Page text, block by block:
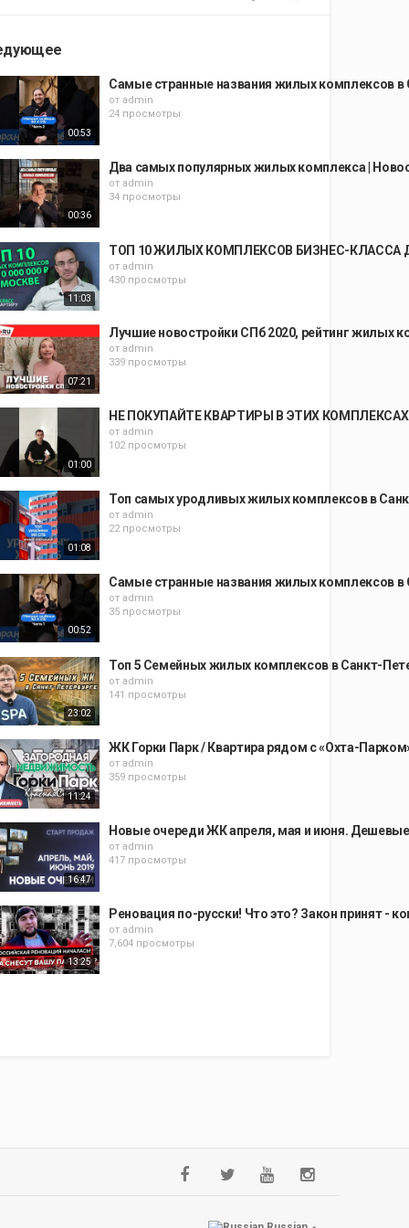
00:53
Самые странные названия жилых комплексов в
от admin
24 просмотры
00:36
Два самых популярных жилых комплекса |
от admin
34 просмотры
11:03
ТОП 10 ЖИЛЫХ КОМПЛЕКСОВ БИЗНЕС-КЛАССА
от admin
430 просмотры
07:21
Лучшие новостройки СПб 2020, рейтинг жилых
от admin
339 просмотры
01:00
НЕ ПОКУПАЙТЕ КВАРТИРЫ В ЭТИХ КОМПЛЕКСАХ
от admin
102 просмотры
01:08
Топ самых уродливых жилых комплексов в
от admin
22 просмотры
00:52
Самые странные названия жилых комплексов в
от admin
35 просмотры
23:02
Топ 5 Семейных жилых комплексов в Санкт-
от admin
141 просмотры
11:24
ЖК Горки Парк / Квартира рядом с «Охта-
от admin
359 просмотры
16:47
Новые очереди ЖК апреля, мая и июня.
от admin
417 просмотры
13:25
Реновация по-русски! Что это? Закон принят -
от admin
7,604 просмотры